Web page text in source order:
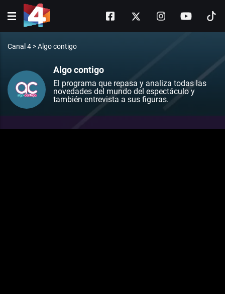
Canal 4 >Algo contigo
Algo contigo
El programa que repasa y analiza todas las
novedades del mundo del espectáculo y
también entrevista a sus figuras.